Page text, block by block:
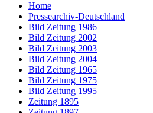
Home
Pressearchiv-Deutschland
Bild Zeitung 1986
Bild Zeitung 2002
Bild Zeitung 2003
Bild Zeitung 2004
Bild Zeitung 1965
Bild Zeitung 1975
Bild Zeitung 1995
Zeitung 1895